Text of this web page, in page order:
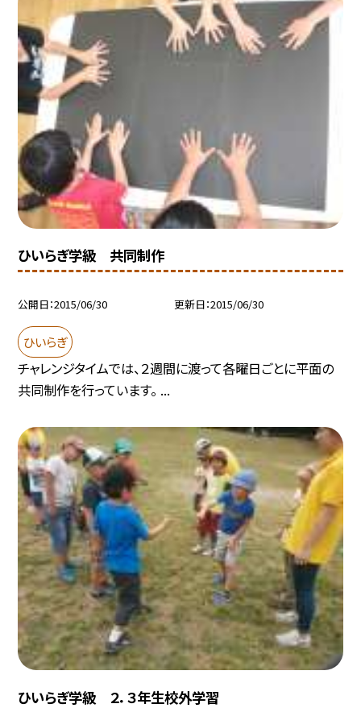
ひいらぎ学級 共同制作
公開日 2015/06/30 更新日 2015/06/30
ひいらぎ
チャレンジタイムでは、２週間に渡って各曜日ごとに平面の
共同制作を行っています。 ...
ひいらぎ学級 ２．３年生校外学習